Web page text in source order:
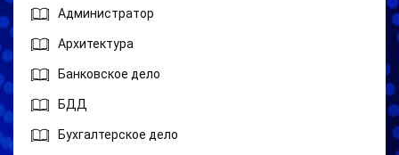
Администратор
Архитектура
Банковское дело
БДД
Бухгалтерское дело